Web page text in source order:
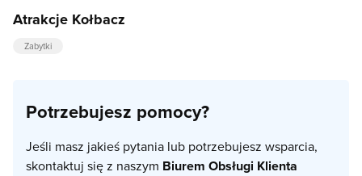
Atrakcje Kołbacz
Zabytki
Potrzebujesz pomocy?
Jeśli masz jakieś pytania lub potrzebujesz wsparcia,
skontaktuj się z naszym Biurem Obsługi Klienta